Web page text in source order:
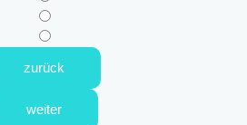
zurück
weiter